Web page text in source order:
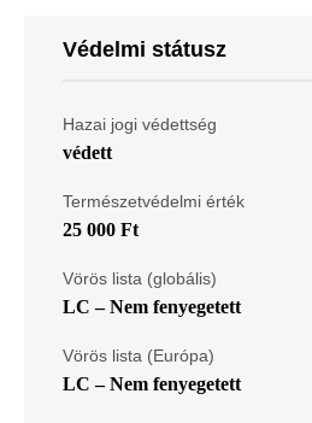
Védelmi státusz
Hazai jogi védettség
védett
Természetvédelmi érték
25 000 Ft
Vörös lista (globális)
LC – Nem fenyegetett
Vörös lista (Európa)
LC – Nem fenyegetett